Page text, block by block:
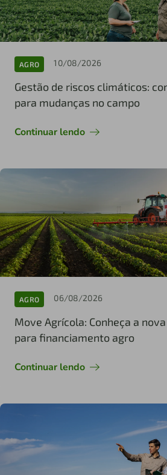
AGRO 10/08/2026
Gestão de riscos climáticos:
para mudanças no campo
Continuar lendo
AGRO 06/08/2026
Move Agrícola: Conheça a
para financiamento agro
Continuar lendo